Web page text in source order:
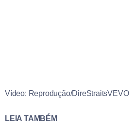
Vídeo: Reprodução/DireStraitsVEVO
LEIA TAMBÉM